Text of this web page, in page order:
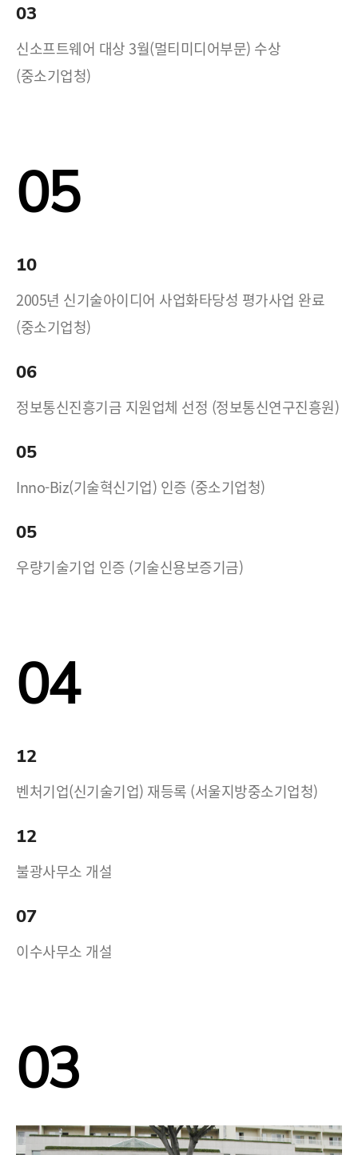
03
신소프트웨어 대상 3월(멀티미디어부문) 수상
(중소기업청)
05
10
2005년 신기술아이디어 사업화타당성 평가사업 완료
(중소기업청)
06
정보통신진흥기금 지원업체 선정 (정보통신연구진흥원)
05
Inno-Biz(기술혁신기업) 인증 (중소기업청)
05
우량기술기업 인증 (기술신용보증기금)
04
12
벤처기업(신기술기업) 재등록 (서울지방중소기업청)
12
불광사무소 개설
07
이수사무소 개설
03